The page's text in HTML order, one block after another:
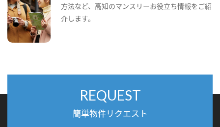
方法など、高知のマンスリーお役立ち情報をご紹
介します。
REQUEST
簡単物件リクエスト